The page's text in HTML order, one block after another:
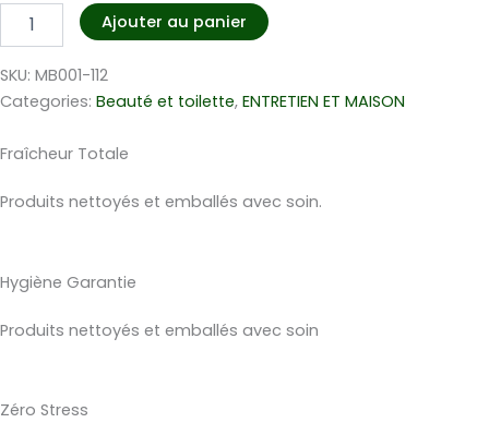
quantité
serviettes
hygiéniques
Ajouter au panier
SKU: MB001-112
Categories: Beauté et toilette, ENTRETIEN ET MAISON
Fraîcheur Totale
Produits nettoyés et emballés avec soin.
Hygiène Garantie
Produits nettoyés et emballés avec soin
Zéro Stress